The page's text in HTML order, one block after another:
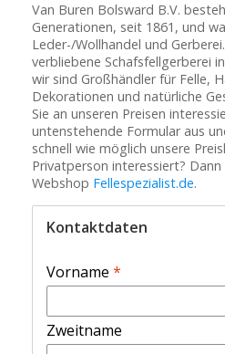
Van Buren Bolsward B.V.
Generationen, seit 1861, und
Leder-/Wollhandel und
verbliebene Schafsfellgerberei
wir sind Großhändler für Felle,
Dekorationen und natürliche
Sie an unseren Preisen
untenstehende Formular aus
schnell wie möglich unsere
Privatperson interessiert? Dann
Webshop Fellespezialist.de.
Kontaktdaten
Vorname *
Zweitname